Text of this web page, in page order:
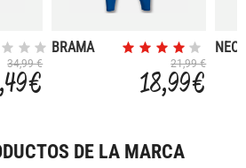
34,99 €
€
BRAMA
21,99 €
18,99 €
DE LA MARCA